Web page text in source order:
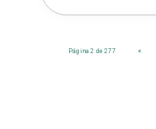
Página 2 de 277 «